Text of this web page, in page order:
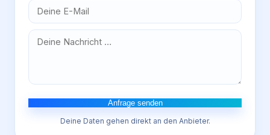
Anfrage senden
Deine Daten gehen direkt an den Anbieter.